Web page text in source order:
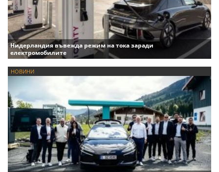
Нидерландия въвежда режим на тока заради
електромобилите
НОВИНИ